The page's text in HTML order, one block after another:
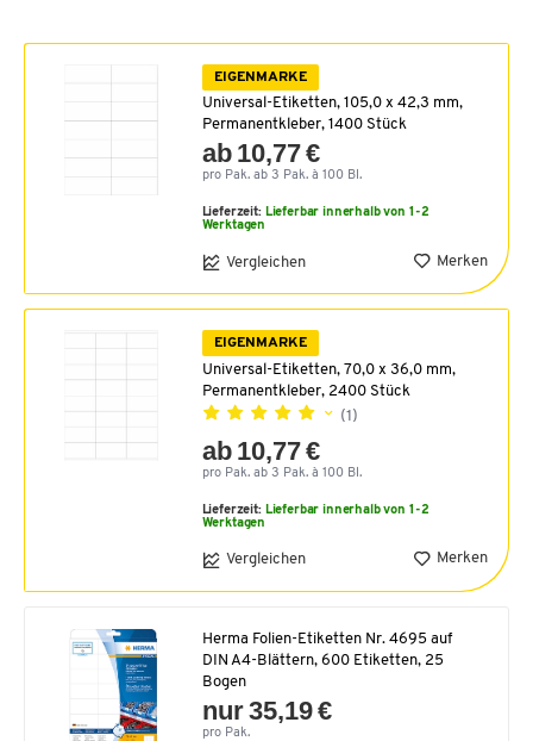
EIGENMARKE
Universal-Etiketten, 105,0 x 42,3 mm,
Permanentkleber, 1400 Stück
ab 10,77 €
pro Pak. ab 3 Pak. à 100 Bl.
Lieferzeit: Lieferbar innerhalb von 1-2
Werktagen
Vergleichen Merken
EIGENMARKE
Universal-Etiketten, 70,0 x 36,0 mm,
Permanentkleber, 2400 Stück
(1)
ab 10,77 €
pro Pak. ab 3 Pak. à 100 Bl.
Lieferzeit: Lieferbar innerhalb von 1-2
Werktagen
Vergleichen Merken
Herma Folien-Etiketten Nr. 4695 auf
DIN A4-Blättern, 600 Etiketten, 25
Bogen
nur 35,19 €
pro Pak.